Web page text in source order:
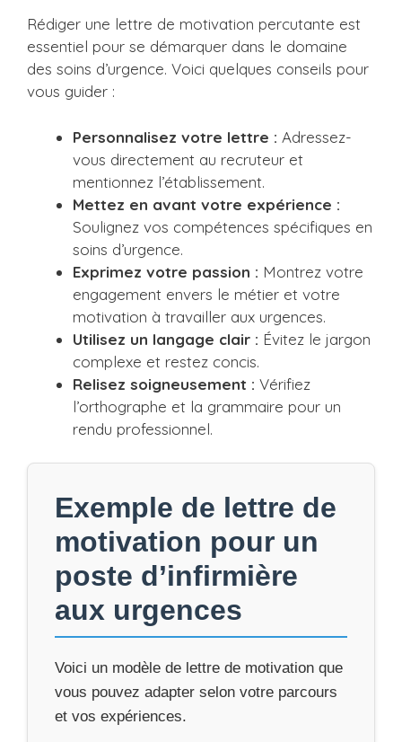
Rédiger une lettre de motivation percutante est
essentiel pour se démarquer dans le domaine
des soins d’urgence. Voici quelques conseils pour
vous guider :
Personnalisez votre lettre : Adressez-
vous directement au recruteur et
mentionnez l’établissement.
Mettez en avant votre expérience :
Soulignez vos compétences spécifiques en
soins d’urgence.
Exprimez votre passion : Montrez votre
engagement envers le métier et votre
motivation à travailler aux urgences.
Utilisez un langage clair : Évitez le jargon
complexe et restez concis.
Relisez soigneusement : Vérifiez
l’orthographe et la grammaire pour un
rendu professionnel.
Exemple de lettre de
motivation pour un
poste d’infirmière
aux urgences
Voici un modèle de lettre de motivation que
vous pouvez adapter selon votre parcours
et vos expériences.